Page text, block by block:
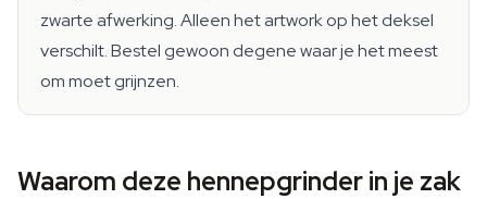
zwarte afwerking. Alleen het artwork op het deksel
verschilt. Bestel gewoon degene waar je het meest
om moet grijnzen.
Waarom deze hennepgrinder in je zak